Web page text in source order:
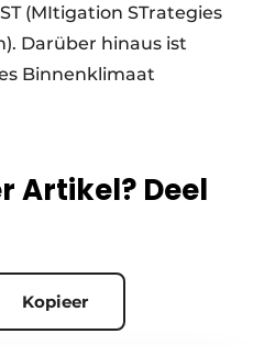
(MItigation STrategies
Darüber hinaus ist
Binnenklimaat
Artikel? Deel
Kopieer